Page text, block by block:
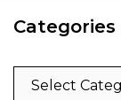
Categories
Categories